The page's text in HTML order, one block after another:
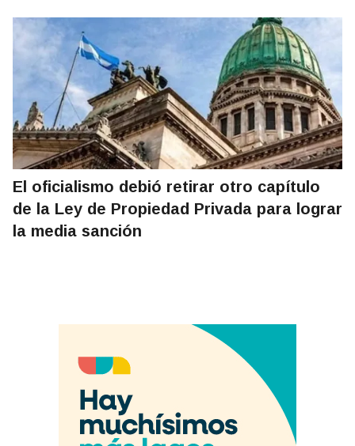
El oficialismo debió retirar otro capítulo
de la Ley de Propiedad Privada para lograr
la media sanción